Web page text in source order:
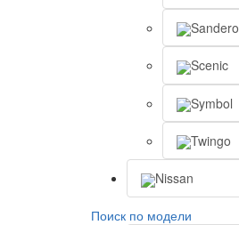
Sandero
Scenic
Symbol
Twingo
Nissan
Поиск по модели